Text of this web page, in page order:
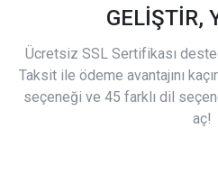
GELİŞTİR,
Ücretsiz SSL Sertifikası
Taksit ile ödeme avantajını
seçeneği ve 45 farklı dil
aç!